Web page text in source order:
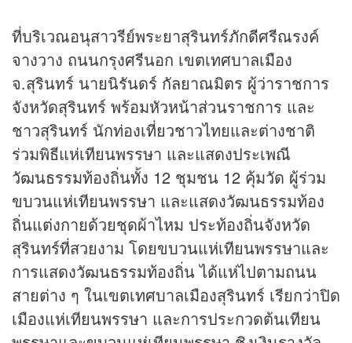
ที่บริเวณอนุสาวรีย์พระยาสุรินทร์ภักดีศรีณรงค์
จางวาง ถนนกรุงศรีนอก เขตเทศบาลเมือง
จ.สุรินทร์ นายนิรันดร์ กัลยาณมิตร ผู้ว่าราชการ
จังหวัดสุรินทร์ พร้อมหัวหน้าส่วนราชการ และ
ชาวสุรินทร์ นักท่องเที่ยวชาวไทยและต่างชาติ
ร่วมพิธีแห่เทียนพรรษา และแสดงประเพณี
วัฒนธรรมท้องถิ่นทั้ง 12 ชุมชน 12 คุ้มวัด ผู้ร่วม
ขบวนแห่เทียนพรรษา และแสดงวัฒนธรรมท้อง
ถิ่นแต่งกายด้วยชุดผ้าไหม ประท้องถิ่นจังหวัด
สุรินทร์ที่สวยงาม โดยขบวนแห่เทียนพรรษาและ
การแสดงวัฒนธรรมท้องถิ่น ได้แห่ไปตามถนน
สายต่าง ๆ ในเขตเทศบาลเมืองสุรินทร์ เรียกว่าปิด
เมืองแห่เทียนพรรษา และการประกวดต้นเทียน